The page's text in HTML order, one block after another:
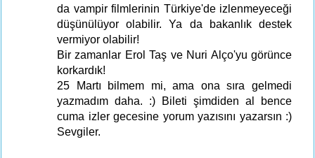
da vampir filmlerinin Türkiye'de izlenmeyeceği
düşünülüyor olabilir. Ya da bakanlık destek
vermiyor olabilir!
Bir zamanlar Erol Taş ve Nuri Alço'yu görünce
korkardık!
25 Martı bilmem mi, ama ona sıra gelmedi
yazmadım daha. :) Bileti şimdiden al bence
cuma izler gecesine yorum yazısını yazarsın :)
Sevgiler.